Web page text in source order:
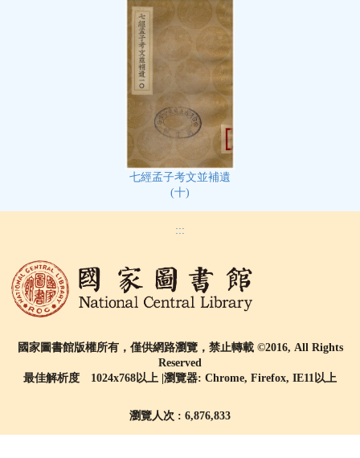
七經孟子考文並補遺
(十)
:::
國家圖書館版權所有，僅供網路瀏覽，禁止轉載 ©2016, All Rights
Reserved
最佳解析度 1024x768以上 |瀏覽器: Chrome, Firefox, IE11以上
瀏覽人次 : 6,876,833